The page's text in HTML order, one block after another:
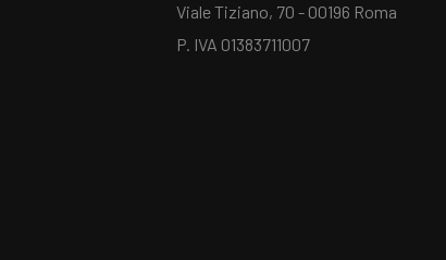
Viale Tiziano, 70 - 00196 Roma
P. IVA 01383711007